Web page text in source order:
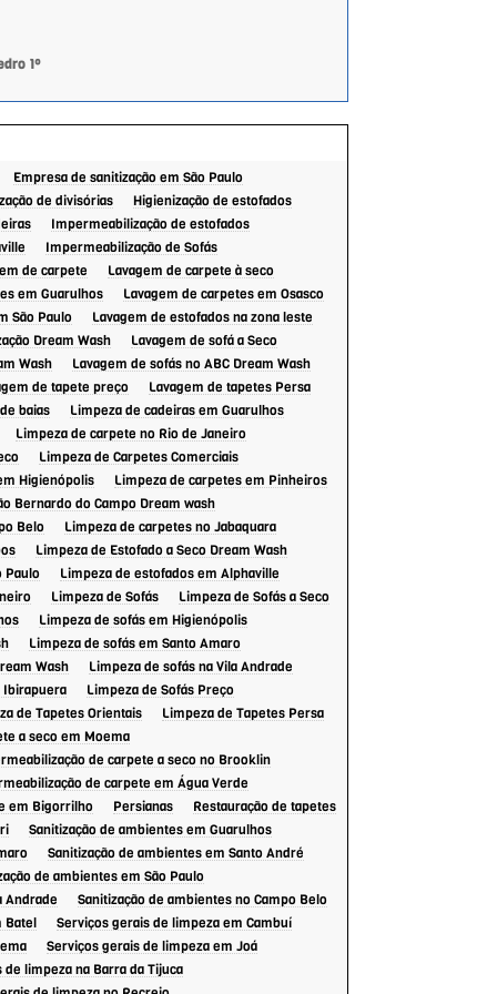
Limpeza de Sofás
Limpeza de sofás Dream Wash Atendimento
no Morumbi
Limpeza de sofás em Barueri
Limpeza de sofás em Guarulhos
Limpeza de sofás em Higienópolis
Limpeza de sofás em Osasco
Limpeza de sofás em Pinheiros
Limpeza de sofás em Santana de Parnaíba
Dream Wash
Limpeza de sofás em Santo Amaro
Limpeza de sofás em São Bernardo do
Campo
Limpeza de sofás em São Caetano do Sul
Limpeza de sofás menor preço na Dream
Wash
Limpeza de sofás na Vila Andrade
Limpeza de sofás na zona leste
Limpeza de sofás no ABC
Limpeza de sofás no Campo Belo
Limpeza de sofás no Ibirapuera
Limpeza de Sofás Preço
Limpeza de tapete Lavagem e higienização
Dream Wash
Limpeza de tapete no Rio de Janeiro
Limpeza de Tapete Persa
Limpeza de Tapetes Orientais
Limpeza de Tapetes Persa
Limpeza de tapetes persa Dream Wash
Limpeza lavagem higienização e
impermeabilização de carpete a seco em
Moema
Limpeza lavagem higienização e
impermeabilização de carpete a seco na Vila
Olímpia
1º
Empresa de sanitização em São Paulo
de divisórias
Higienização de estofados
Impermeabilização de estofados
Impermeabilização de Sofás
de carpete
Lavagem de carpete à seco
em Guarulhos
Lavagem de carpetes em Osasco
São Paulo
Lavagem de estofados na zona leste
Dream Wash
Lavagem de sofá a Seco
Wash
Lavagem de sofás no ABC Dream Wash
de tapete preço
Lavagem de tapetes Persa
baias
Limpeza de cadeiras em Guarulhos
Limpeza de carpete no Rio de Janeiro
Limpeza de Carpetes Comerciais
Higienópolis
Limpeza de carpetes em Pinheiros
Bernardo do Campo Dream wash
Belo
Limpeza de carpetes no Jabaquara
Limpeza de Estofado a Seco Dream Wash
Paulo
Limpeza de estofados em Alphaville
Limpeza de Sofás
Limpeza de Sofás a Seco
Limpeza de sofás em Higienópolis
Limpeza de sofás em Santo Amaro
Wash
Limpeza de sofás na Vila Andrade
Ibirapuera
Limpeza de Sofás Preço
de Tapetes Orientais
Limpeza de Tapetes Persa
a seco em Moema
de carpete a seco no Brooklin
de carpete em Água Verde
em Bigorrilho Persianas
Restauração de tapetes
Sanitização de ambientes em Guarulhos
Sanitização de ambientes em Santo André
de ambientes em São Paulo
Andrade
Sanitização de ambientes no Campo Belo
Batel
Serviços gerais de limpeza em Cambuí
Serviços gerais de limpeza em Joá
limpeza na Barra da Tijuca